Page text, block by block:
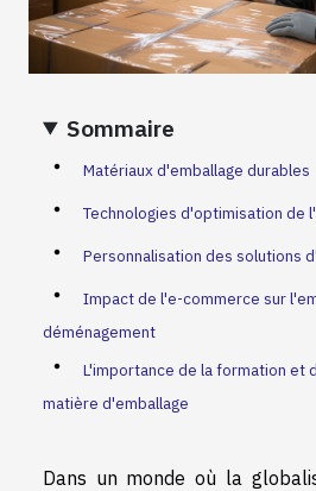
Sommaire
Matériaux d'emballage durables
Technologies d'optimisation de
Personnalisation des solutions
Impact de l'e-commerce sur
déménagement
L'importance de la formation et
matière d'emballage
Dans un monde où la